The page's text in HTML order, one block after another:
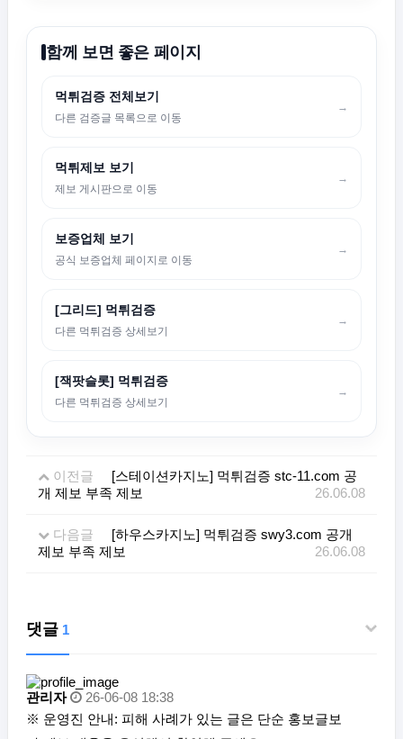
함께 보면 좋은 페이지
먹튀검증 전체보기
다른 검증글 목록으로 이동
→
먹튀제보 보기
제보 게시판으로 이동
→
보증업체 보기
공식 보증업체 페이지로 이동
→
[그리드] 먹튀검증
다른 먹튀검증 상세보기
→
[잭팟슬롯] 먹튀검증
다른 먹튀검증 상세보기
→
이전글
[스테이션카지노] 먹튀검증 stc-11.com 공
개 제보 부족 제보
26.06.08
다음글
[하우스카지노] 먹튀검증 swy3.com 공개
제보 부족 제보
26.06.08
댓글 1
관리자
26-06-08 18:38
※ 운영진 안내: 피해 사례가 있는 글은 단순 홍보글보